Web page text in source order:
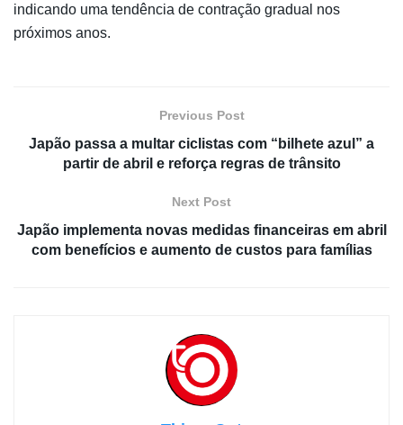
indicando uma tendência de contração gradual nos
próximos anos.
Previous Post
Japão passa a multar ciclistas com “bilhete azul” a
partir de abril e reforça regras de trânsito
Next Post
Japão implementa novas medidas financeiras em abril
com benefícios e aumento de custos para famílias